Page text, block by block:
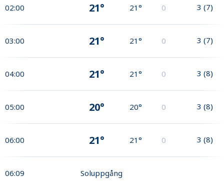
02:00 21° 21° 0 3 (7)
03:00 21° 21° 0 3 (7)
04:00 21° 21° 0 3 (8)
05:00 20° 20° 0 3 (8)
06:00 21° 21° 0 3 (8)
06:09 Soluppgång